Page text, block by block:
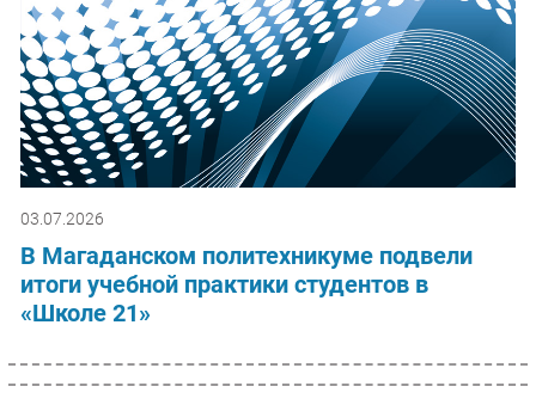
03.07.2026
В Магаданском политехникуме подвели
итоги учебной практики студентов в
«Школе 21»